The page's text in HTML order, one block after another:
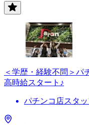
＜学歴・経験不問＞パ
高時給スタート♪
パチンコ店スタッ